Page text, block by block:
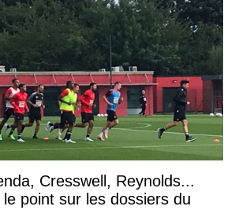
Cresswell, Reynolds...
point sur les dossiers du